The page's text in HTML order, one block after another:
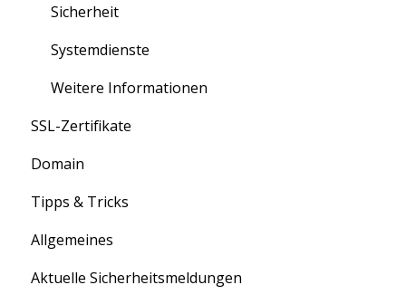
Sicherheit
Systemdienste
Weitere Informationen
SSL-Zertifikate
Anleitung
Information
Domain
Informationen
Tipps & Tricks
Allgemein
ASV-Scan
Allgemeines
Aktuelle Sicherheitsmeldungen